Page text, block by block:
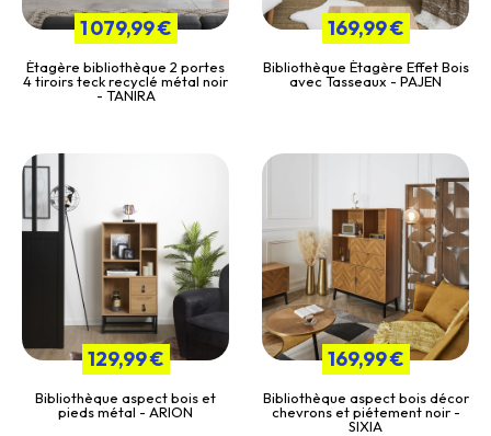
1 079,99 €
Étagère bibliothèque 2 portes
4 tiroirs teck recyclé métal noir
- TANIRA
169,99 €
Bibliothèque Étagère Effet Bois
avec Tasseaux - PAJEN
129,99 €
Bibliothèque aspect bois et
pieds métal - ARION
169,99 €
Bibliothèque aspect bois décor
chevrons et piétement noir -
SIXIA